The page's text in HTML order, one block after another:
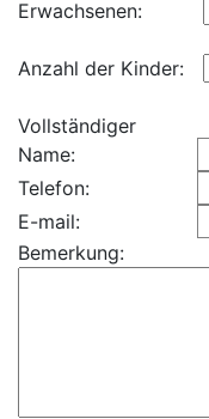
Erwachsenen:
Anzahl der Kinder:
Vollständiger
Name:
Telefon:
E-mail:
Bemerkung: